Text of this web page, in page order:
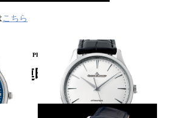
こちら
PICKUP PRODUCT
関連時計
細部を精査し更なる進化